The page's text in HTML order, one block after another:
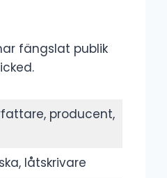
fängslat publik
producent,
låtskrivare